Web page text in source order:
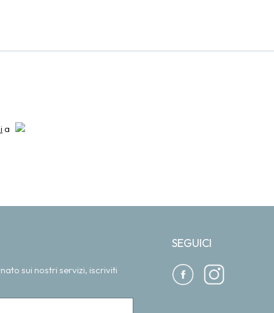
a
sui nostri servizi, iscriviti
SEGUICI